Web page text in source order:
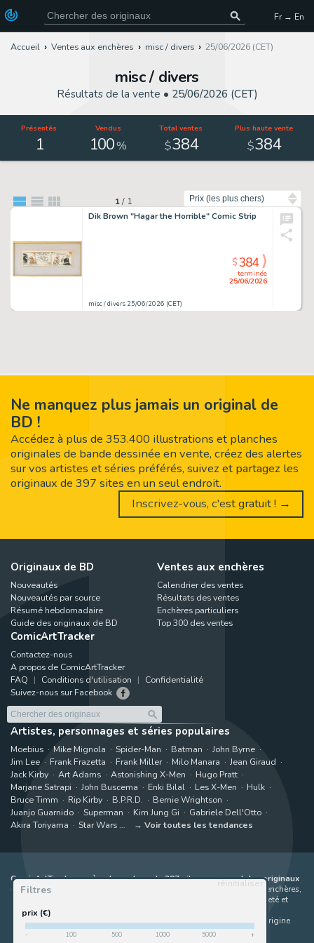
Fr → En
Accueil Ventes aux enchères misc / divers 25/06/2026 (CET)
misc / divers
Résultats de la vente • 25/06/2026 (CET)
Présentés
1
Vendus
100%
Total ventes
$384
Plus haute vente
$384
Filtres
réinitialiser
prix (€)
- 100 500 1000 5000 +
1/ 1
Dik Brown "Hagar the Horrible" Comic Strip
misc / divers 25/06/2026 (CET)
terminée
25/06/2026
$384
Ne manquez plus jamais un original de
BD !
Accédez à plus de 353.400 illustrations et planches
originales de bande dessinée en vente, créez des alertes
sur vos artistes et séries préférés, suivez et partagez les
originaux de 397 sites en un seul endroit.
Inscrivez-vous, c'est gratuit ! →
Originaux de BD
Nouveautés
Nouveautés par source
Résumé hebdomadaire
Guide des originaux de BD
Ventes aux enchères
Calendrier des ventes
Résultats des ventes
Enchères particuliers
Top 300 des ventes
ComicArtTracker
Contactez-nous
A propos de ComicArtTracker
FAQ
Conditions d'utilisation
Confidentialité
Suivez-nous sur Facebook
Artistes, personnages et séries populaires
Moebius Mike Mignola Spider-Man Batman
John Byrne
Jim Lee
Frank Frazetta Frank Miller Milo Manara
Jean Giraud
Jack Kirby
Art Adams Astonishing X-Men
Hugo Pratt
Marjane Satrapi
John Buscema Enki Bilal Les X-Men
Hulk
Bruce Timm
Rip Kirby B.P.R.D.
Bernie Wrightson
Juanjo Guarnido
Superman Kim Jung Gi
Gabriele Dell'Otto
Akira Toriyama
Star Wars Voir toutes les tendances
ComicArtTracker agrège le contenu de 397 sites proposant des originaux
de bandes dessinées à la vente
(galeries, maisons de ventes aux enchères,
places de marché et sites d'artistes). Aucun produit ne peut être acheté et
aucune enchère ne peut être effectuée directement sur le site de
ComicArtTracker. En cas de différence entre les contenus, le site d'origine
prévaut toujours. Certains liens sur ComicArtTracker sont des liens